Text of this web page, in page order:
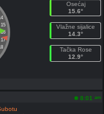
15
16
17
Osećaj
15.6°
Vlažne sijalice
14.3°
Tačka Rose
12.9°
8:01 am